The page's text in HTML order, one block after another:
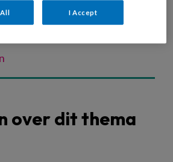
over dit thema
I Accept